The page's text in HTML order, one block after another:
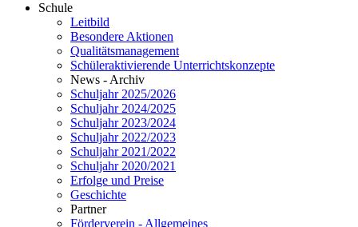
Schule
Leitbild
Besondere Aktionen
Qualitätsmanagement
Schüleraktivierende Unterrichtskonzepte
News - Archiv
Schuljahr 2025/2026
Schuljahr 2024/2025
Schuljahr 2023/2024
Schuljahr 2022/2023
Schuljahr 2021/2022
Schuljahr 2020/2021
Erfolge und Preise
Geschichte
Partner
Förderverein - Allgemeines